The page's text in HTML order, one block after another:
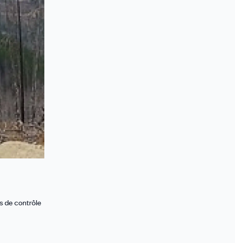
de contrôle